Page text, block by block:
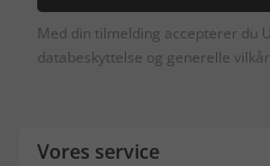
Med din tilmelding accepterer du
databeskyttelse og generelle
Vores service